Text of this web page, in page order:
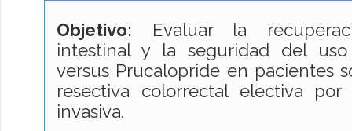
Objetivo: Evaluar la
intestinal y la seguridad del
versus Prucalopride en pacientes
resectiva colorrectal electiva
invasiva.